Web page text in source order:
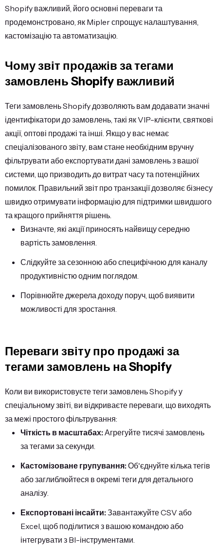
Shopify важливий, його основні переваги та
продемонстровано, як Mipler спрощує налаштування,
кастомізацію та автоматизацію.
Чому звіт продажів за тегами
замовлень Shopify важливий
Теги замовлень Shopify дозволяють вам додавати значні
ідентифікатори до замовлень, такі як VIP-клієнти, святкові
акції, оптові продажі та інші. Якщо у вас немає
спеціалізованого звіту, вам стане необхідним вручну
фільтрувати або експортувати дані замовлень з вашої
системи, що призводить до витрат часу та потенційних
помилок. Правильний звіт про транзакції дозволяє бізнесу
швидко отримувати інформацію для підтримки швидшого
та кращого прийняття рішень.
Визначте, які акції приносять найвищу середню
вартість замовлення.
Слідкуйте за сезонною або специфічною для каналу
продуктивністю одним поглядом.
Порівнюйте джерела доходу поруч, щоб виявити
можливості для зростання.
Переваги звіту про продажі за
тегами замовлень на Shopify
Коли ви використовуєте теги замовлень Shopify у
спеціальному звіті, ви відкриваєте переваги, що виходять
за межі простого фільтрування:
Чіткість в масштабах: Агрегуйте тисячі замовлень
за тегами за секунди.
Кастомізоване групування: Об'єднуйте кілька тегів
або заглиблюйтеся в окремі теги для детального
аналізу.
Експортовані інсайти: Завантажуйте CSV або
Excel, щоб поділитися з вашою командою або
інтегрувати з BI-інструментами.